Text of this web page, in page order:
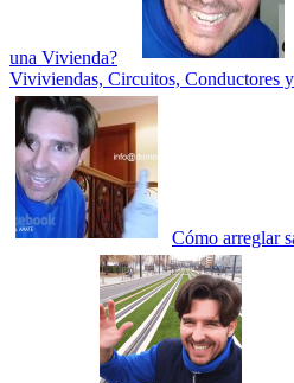
una Vivienda?
Viviviendas, Circuitos, Conductores
Cómo arreglar